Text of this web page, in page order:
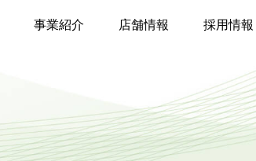
事業紹介 店舗情報 採用情報